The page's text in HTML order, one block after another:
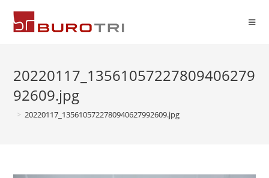
20220117_13561057227809406279
92609.jpg
> 20220117_1356105722780940627992609.jpg